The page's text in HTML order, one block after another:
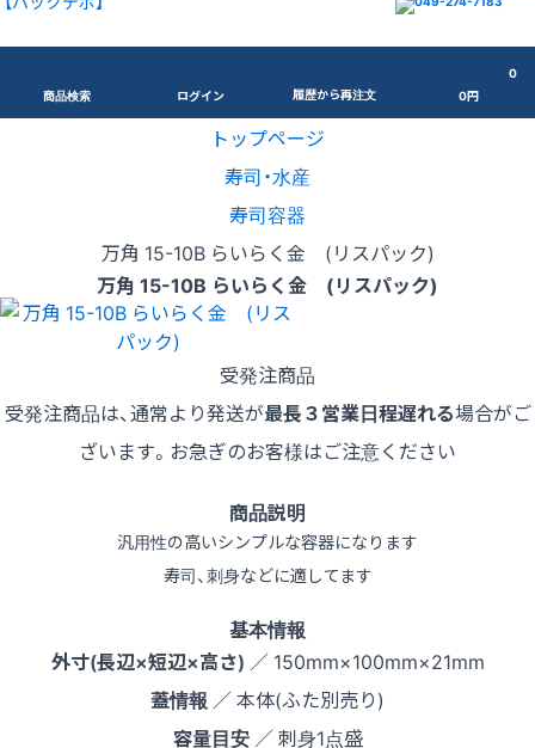
商品検索 ログイン 履歴から再注文
0
0円
トップページ
寿司・水産
寿司容器
万角 15-10B らいらく金 (リスパック)
万角 15-10B らいらく金 (リスパック)
受発注商品
受発注商品は、通常より発送が最長３営業日程遅れる場合がご
ざいます。お急ぎのお客様はご注意ください
商品説明
汎用性の高いシンプルな容器になります
寿司、刺身などに適してます
基本情報
外寸(長辺×短辺×高さ) ／ 150mm×100mm×21mm
蓋情報 ／ 本体(ふた別売り)
容量目安／ 刺身1点盛